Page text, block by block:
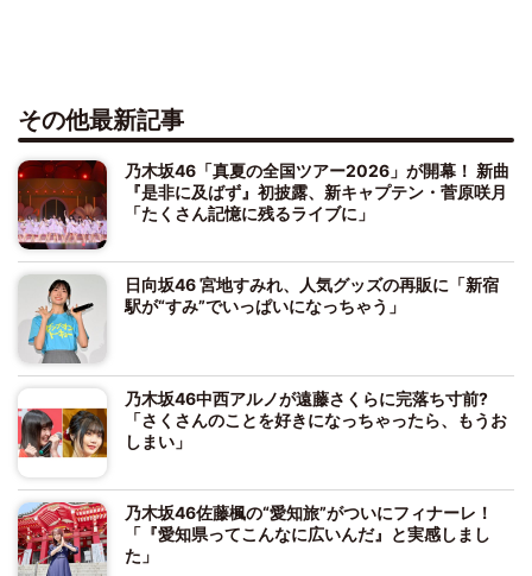
その他最新記事
乃木坂46「真夏の全国ツアー2026」が開幕！ 新曲
『是非に及ばず』初披露、新キャプテン・菅原咲月
「たくさん記憶に残るライブに」
日向坂46 宮地すみれ、人気グッズの再販に「新宿
駅が“すみ”でいっぱいになっちゃう」
乃木坂46中西アルノが遠藤さくらに完落ち寸前?
「さくさんのことを好きになっちゃったら、もうお
しまい」
乃木坂46佐藤楓の“愛知旅”がついにフィナーレ！
「『愛知県ってこんなに広いんだ』と実感しまし
た」